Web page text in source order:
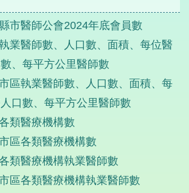
市醫師公會2024年底會員數
業醫師數、人口數、面積、每位醫
、每平方公里醫師數
區執業醫師數、人口數、面積、每
口數、每平方公里醫師數
類醫療機構數
區各類醫療機構數
類醫療機構執業醫師數
區各類醫療機構執業醫師數